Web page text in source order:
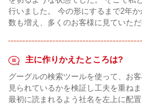
行いました。 今の形にするまで2年
数も増え、多くのお客様に見ていただ
主に作りかえたところは?
グーグルの検索ツールを使って、お
見られているかを検証し工夫を重ね
最初に読まれるよう社名を左上に配